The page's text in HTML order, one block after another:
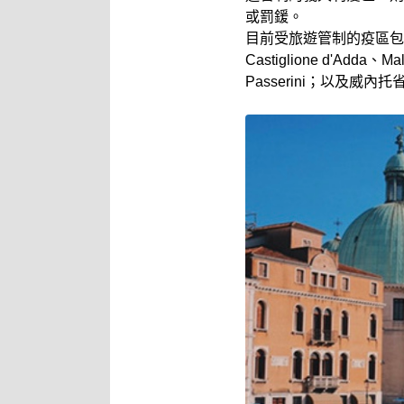
或罰鍰。
目前受旅遊管制的疫區
Castiglione d'Adda、
Passerini；以及威內托